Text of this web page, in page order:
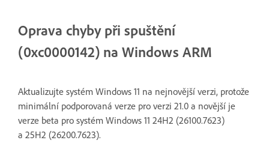
Oprava chyby při spuštění
(0xc0000142) na Windows ARM
Aktualizujte systém Windows 11 na nejnovější verzi, protože
minimální podporovaná verze pro verzi 21.0 a novější je
verze beta pro systém Windows 11 24H2 (26100.7623)
a 25H2 (26200.7623).